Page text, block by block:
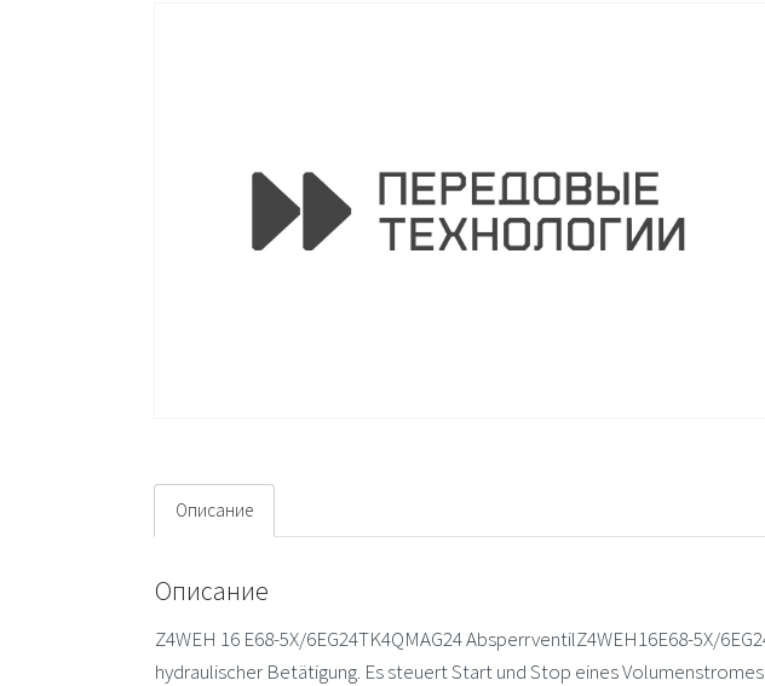
Описание
Описание
Z4WEH 16 E68-5X/6EG24TK4QMAG24 AbsperrventilZ4WEH16E68-5X/
hydraulischer Betätigung. Es steuert Start und Stop eines Volumenstromes